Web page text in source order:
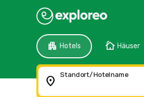
apartment Hotels cottage Häuser
location_on Standort/Hotelname